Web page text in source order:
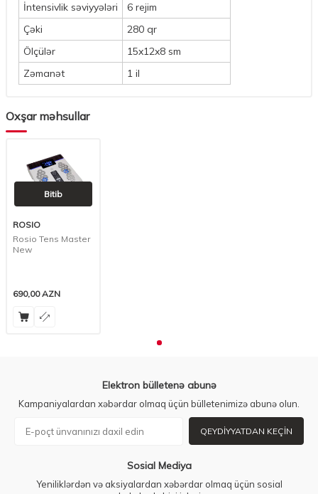
İntensivlik səviyyələri
6 rejim
Çəki
280 qr
Ölçülər
15x12x8 sm
Zəmanət
1 il
Oxşar məhsullar
Bitib
ROSIO
Rosio Tens Master
New
690,00AZN
Elektron bülletenə abunə
Kampaniyalardan xəbərdar olmaq üçün bülletenimizə abunə olun.
QEYDIYYATDAN KEÇIN
Sosial Mediya
Yeniliklərdən və aksiyalardan xəbərdar olmaq üçün sosial